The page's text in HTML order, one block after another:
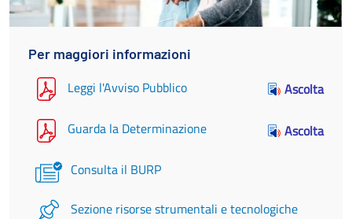
Per maggiori informazioni
Leggi l'Avviso Pubblico Ascolta
Guarda la Determinazione Ascolta
Consulta il BURP
Sezione risorse strumentali e tecnologiche